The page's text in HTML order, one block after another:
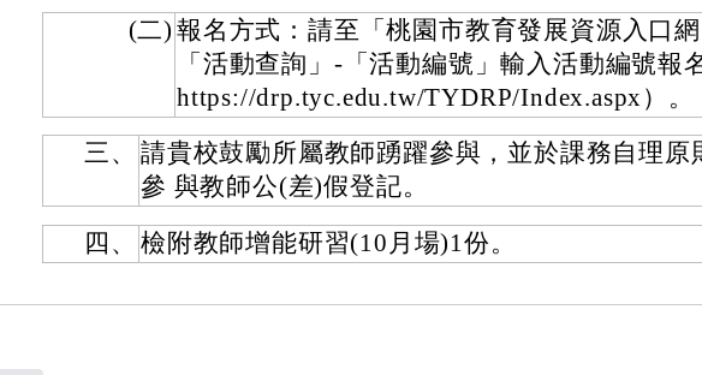
(二) 報名方式：請至「桃園市教育發展資源入口
「活動查詢」-「活動編號」輸入活動編號報
https://drp.tyc.edu.tw/TYDRP/Index.aspx）。
三、
請貴校鼓勵所屬教師踴躍參與，並於課務自理原
參 與教師公(差)假登記。
四、
檢附教師增能研習(10月場)1份。